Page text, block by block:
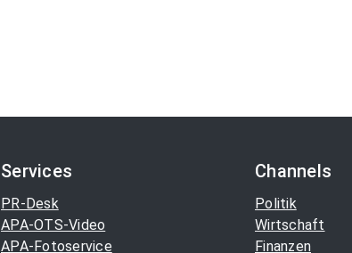
Services
PR-Desk
APA-OTS-Video
APA-Fotoservice
Channels
Politik
Wirtschaft
Finanzen